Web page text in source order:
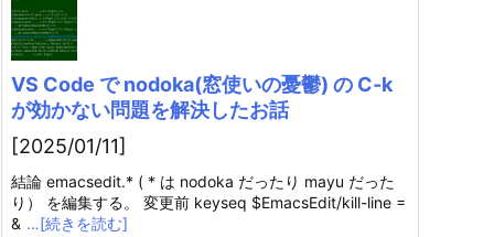
VS Code で nodoka(窓使いの憂鬱) の C-k
が効かない問題を解決したお話
[2025/01/11]
結論 emacsedit.* ( * は nodoka だったり mayu だった
り） を編集する。 変更前 keyseq $EmacsEdit/kill-line =
& …[続きを読む]